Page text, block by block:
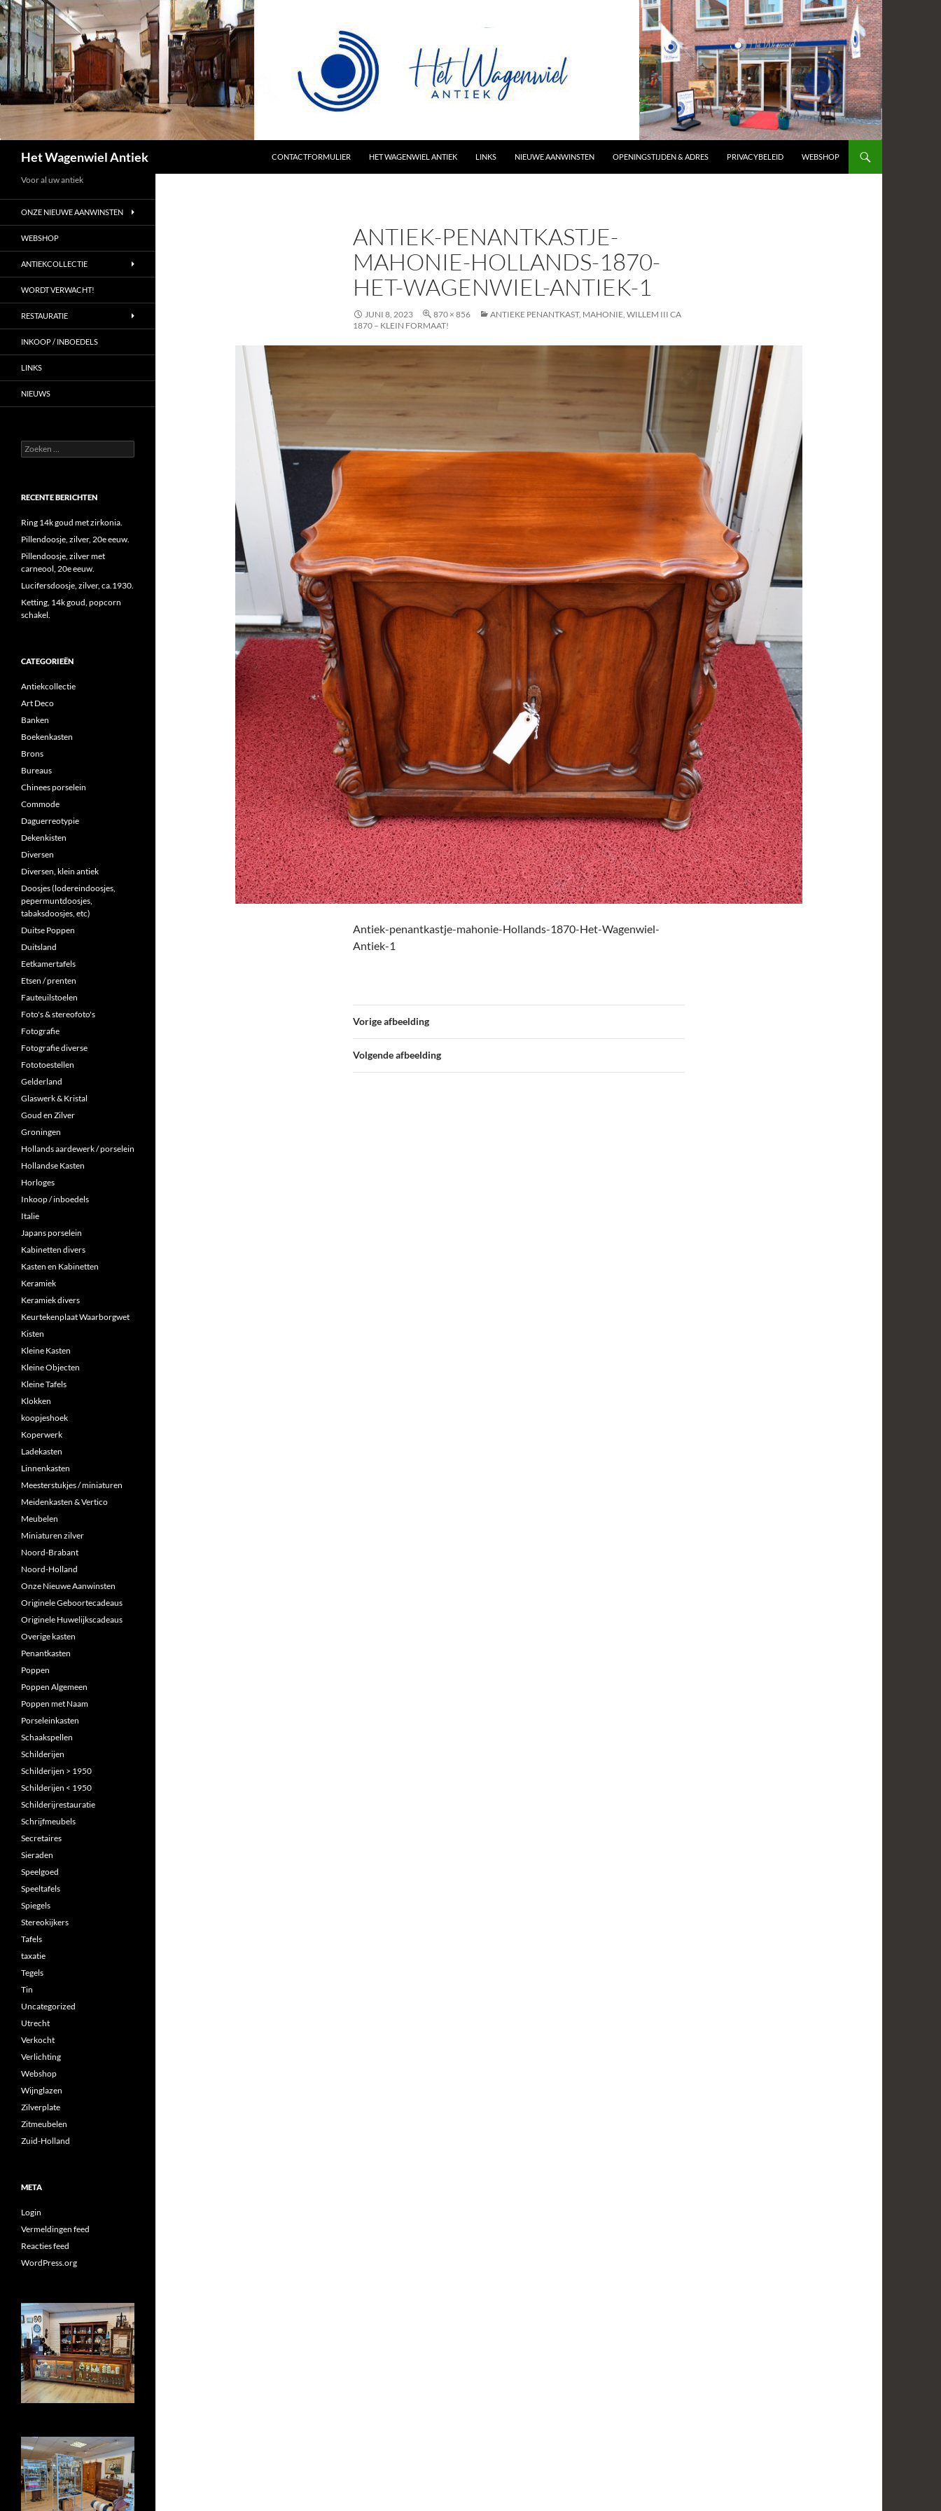
Het Wagenwiel Antiek
CONTACTFORMULIER
HET WAGENWIEL ANTIEK LINKS NIEUWE AANWINSTEN OPENINGSTIJDEN & ADRES PRIVACYBELEID WEBSHOP
ANTIEK-PENANTKASTJE-
MAHONIE-HOLLANDS-1870-
HET-WAGENWIEL-ANTIEK-1
JUNI 8, 2023 870 × 856
ANTIEKE PENANTKAST, MAHONIE, WILLEM III CA
1870 – KLEIN FORMAAT!
Antiek-penantkastje-mahonie-Hollands-1870-Het-Wagenwiel-
Antiek-1
Vorige afbeelding
Volgende afbeelding
Voor al uw antiek
ONZE NIEUWE AANWINSTEN
WEBSHOP
ANTIEKCOLLECTIE
WORDT VERWACHT!
RESTAURATIE
INKOOP / INBOEDELS
LINKS
NIEUWS
Zoeken
naar:
RECENTE BERICHTEN
Ring 14k goud met zirkonia.
Pillendoosje, zilver, 20e eeuw.
Pillendoosje, zilver met
carneool, 20e eeuw.
Lucifersdoosje, zilver, ca.1930.
Ketting, 14k goud, popcorn
schakel.
CATEGORIEËN
Antiekcollectie
Art Deco
Banken
Boekenkasten
Brons
Bureaus
Chinees porselein
Commode
Daguerreotypie
Dekenkisten
Diversen
Diversen, klein antiek
Doosjes (lodereindoosjes,
pepermuntdoosjes,
tabaksdoosjes, etc)
Duitse Poppen
Duitsland
Eetkamertafels
Etsen / prenten
Fauteuilstoelen
Foto's & stereofoto's
Fotografie
Fotografie diverse
Fototoestellen
Gelderland
Glaswerk & Kristal
Goud en Zilver
Groningen
Hollands aardewerk / porselein
Hollandse Kasten
Horloges
Inkoop / inboedels
Italie
Japans porselein
Kabinetten divers
Kasten en Kabinetten
Keramiek
Keramiek divers
Keurtekenplaat Waarborgwet
Kisten
Kleine Kasten
Kleine Objecten
Kleine Tafels
Klokken
koopjeshoek
Koperwerk
Ladekasten
Linnenkasten
Meesterstukjes / miniaturen
Meidenkasten & Vertico
Meubelen
Miniaturen zilver
Noord-Brabant
Noord-Holland
Onze Nieuwe Aanwinsten
Originele Geboortecadeaus
Originele Huwelijkscadeaus
Overige kasten
Penantkasten
Poppen
Poppen Algemeen
Poppen met Naam
Porseleinkasten
Schaakspellen
Schilderijen
Schilderijen > 1950
Schilderijen < 1950
Schilderijrestauratie
Schrijfmeubels
Secretaires
Sieraden
Speelgoed
Speeltafels
Spiegels
Stereokijkers
Tafels
taxatie
Tegels
Tin
Uncategorized
Utrecht
Verkocht
Verlichting
Webshop
Wijnglazen
Zilverplate
Zitmeubelen
Zuid-Holland
META
Login
Vermeldingen feed
Reacties feed
WordPress.org